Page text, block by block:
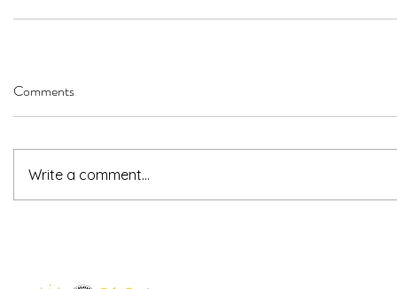
Comments
Write a comment...